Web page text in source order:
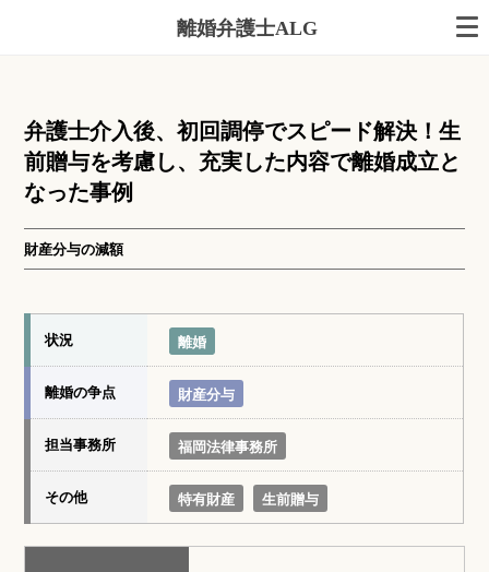
離婚弁護士ALG
弁護士介入後、初回調停でスピード解決！生
前贈与を考慮し、充実した内容で離婚成立と
なった事例
財産分与の減額
状況 離婚
離婚の争点 財産分与
担当事務所 福岡法律事務所
その他 特有財産 生前贈与